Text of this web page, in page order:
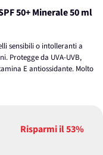
50+ Minerale 50 ml
sensibili o intolleranti a
Protegge da UVA-UVB,
E antiossidante. Molto
Risparmi il53%